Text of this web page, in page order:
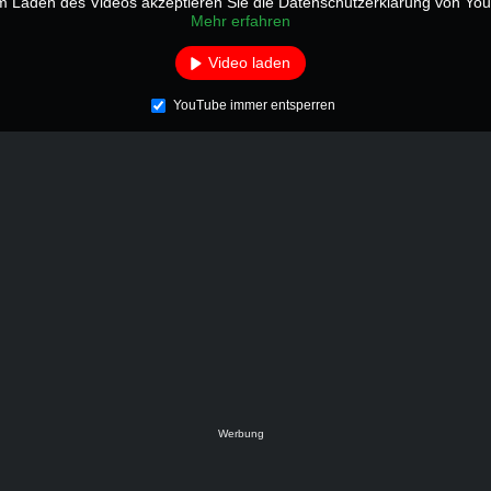
Mehr erfahren
Video laden
YouTube immer entsperren
Werbung